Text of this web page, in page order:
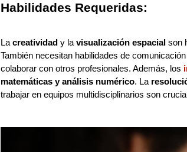
Habilidades Requeridas:
La creatividad y la visualización espacial son
También necesitan habilidades de
colaborar con otros profesionales. Además, los
matemáticas y análisis numérico. La
trabajar en equipos multidisciplinarios son